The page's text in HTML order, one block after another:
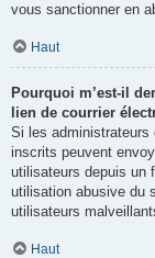
vous sanctionner en
Haut
Pourquoi m’est-il
lien de courrier
Si les
inscrits peuvent
utilisateurs depuis un
utilisation abusive du
utilisateurs
Haut